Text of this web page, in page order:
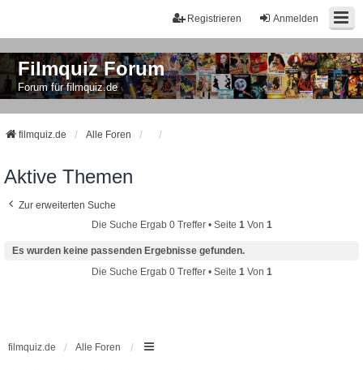
Anmelden
Registrieren
Filmquiz Forum
Forum für filmquiz.de
filmquiz.de Alle Foren
Aktive Themen
Zur erweiterten Suche
Die Suche Ergab 0 Treffer • Seite 1Von 1
Es wurden keine passenden Ergebnisse gefunden.
Die Suche Ergab 0 Treffer • Seite 1Von 1
filmquiz.de Alle Foren